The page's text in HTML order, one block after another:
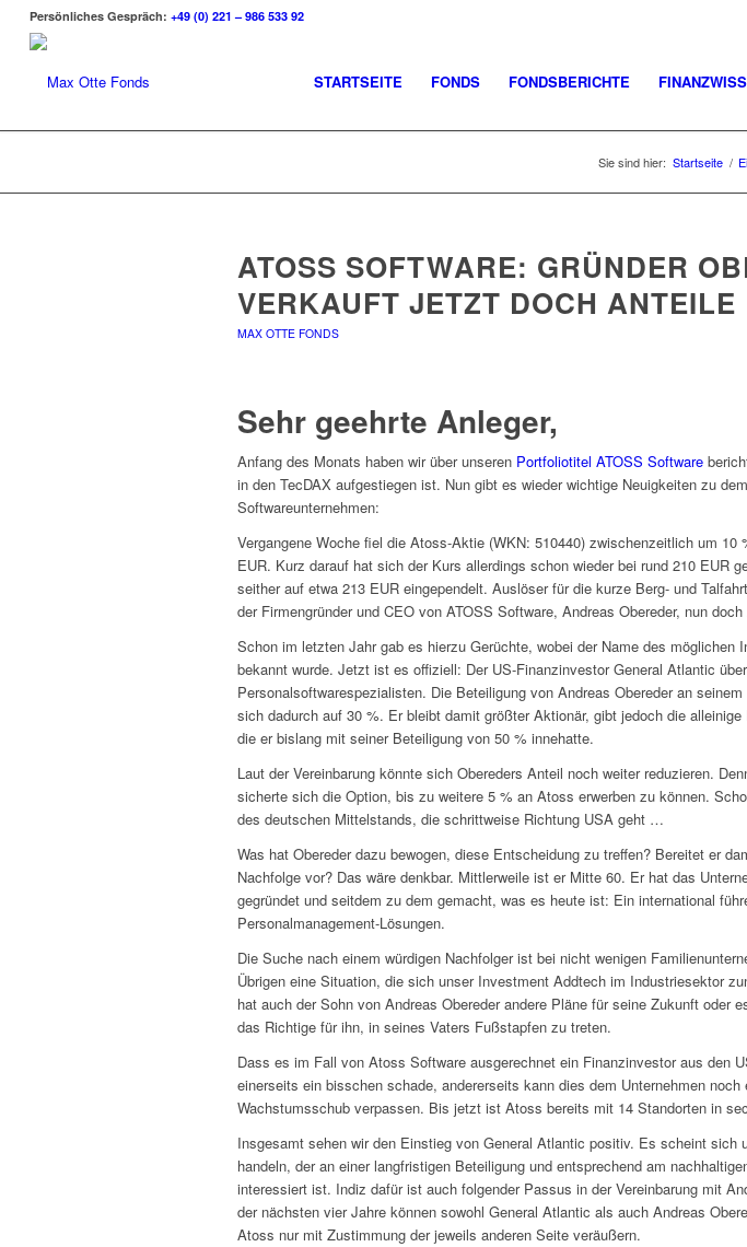
Persönliches Gespräch: +49 (0) 221 – 986 533 92
STARTSEITE FONDS FONDSBERICHTE
Sie sind hier: Startseite /
ATOSS SOFTWARE: GRÜNDER
VERKAUFT JETZT DOCH ANTEILE
MAX OTTE FONDS
Sehr geehrte Anleger,
Anfang des Monats haben wir über unseren Portfoliotitel ATOSS Software
in den TecDAX aufgestiegen ist. Nun gibt es wieder wichtige Neuigkeiten zu
Softwareunternehmen:
Vergangene Woche fiel die Atoss-Aktie (WKN: 510440) zwischenzeitlich um 10
EUR. Kurz darauf hat sich der Kurs allerdings schon wieder bei rund 210 EUR
seither auf etwa 213 EUR eingependelt. Auslöser für die kurze Berg- und
der Firmengründer und CEO von ATOSS Software, Andreas Obereder, nun
Schon im letzten Jahr gab es hierzu Gerüchte, wobei der Name des möglichen
bekannt wurde. Jetzt ist es offiziell: Der US-Finanzinvestor General Atlantic
Personalsoftwarespezialisten. Die Beteiligung von Andreas Obereder an
sich dadurch auf 30 %. Er bleibt damit größter Aktionär, gibt jedoch die
die er bislang mit seiner Beteiligung von 50 % innehatte.
Laut der Vereinbarung könnte sich Obereders Anteil noch weiter reduzieren.
sicherte sich die Option, bis zu weitere 5 % an Atoss erwerben zu können.
des deutschen Mittelstands, die schrittweise Richtung USA geht …
Was hat Obereder dazu bewogen, diese Entscheidung zu treffen? Bereitet er
Nachfolge vor? Das wäre denkbar. Mittlerweile ist er Mitte 60. Er hat das
gegründet und seitdem zu dem gemacht, was es heute ist: Ein international
Personalmanagement-Lösungen.
Die Suche nach einem würdigen Nachfolger ist bei nicht wenigen
Übrigen eine Situation, die sich unser Investment Addtech im Industriesektor
hat auch der Sohn von Andreas Obereder andere Pläne für seine Zukunft oder
das Richtige für ihn, in seines Vaters Fußstapfen zu treten.
Dass es im Fall von Atoss Software ausgerechnet ein Finanzinvestor aus den
einerseits ein bisschen schade, andererseits kann dies dem Unternehmen
Wachstumsschub verpassen. Bis jetzt ist Atoss bereits mit 14 Standorten in
Insgesamt sehen wir den Einstieg von General Atlantic positiv. Es scheint sich
handeln, der an einer langfristigen Beteiligung und entsprechend am
interessiert ist. Indiz dafür ist auch folgender Passus in der Vereinbarung mit
der nächsten vier Jahre können sowohl General Atlantic als auch Andreas
Atoss nur mit Zustimmung der jeweils anderen Seite veräußern.